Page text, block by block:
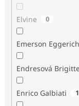
Elvine 0
Emerson
Endresová
Enrico Galbiati 1